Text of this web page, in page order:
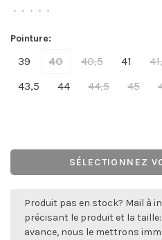
• • • • •
Pointure:
39 40 40,5 41
43,5
44 44,5 45
SÉLECTIONNEZ
Produit pas en stock? Mail à
précisant le produit et la
avance, nous le mettrons